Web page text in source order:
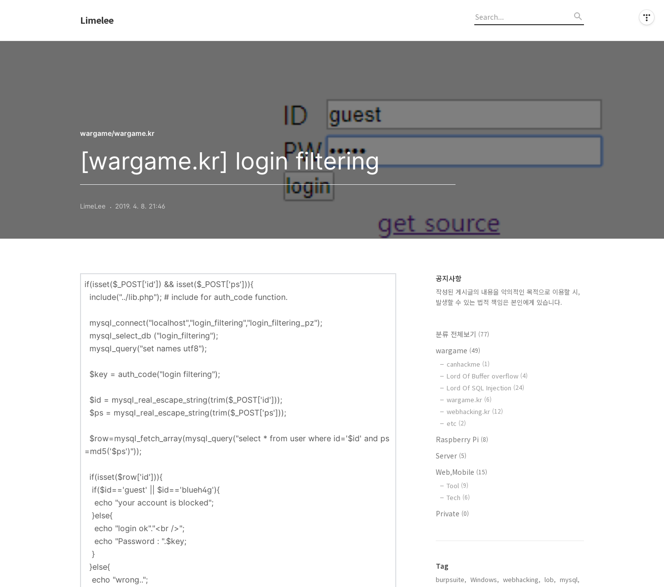
Limelee
wargame/wargame.kr
[wargame.kr] login filtering
LimeLee 2019. 4. 8. 21:46
if(isset($_POST['id']) && isset($_POST['ps'])){
include("../lib.php"); # include for auth_code function.
mysql_connect("localhost","login_filtering","login_filtering_pz");
mysql_select_db ("login_filtering");
mysql_query("set names utf8");
$key = auth_code("login filtering");
$id = mysql_real_escape_string(trim($_POST['id']));
$ps = mysql_real_escape_string(trim($_POST['ps']));
$row=mysql_fetch_array(mysql_query("select * from user where id='$id' and ps
=md5('$ps')"));
if(isset($row['id'])){
if($id=='guest' $id=='blueh4g'){
echo "your account is blocked";
}else{
echo "login ok"."<br />";
echo "Password : ".$key;
}
}else{
echo "wrong..";
공지사항
작성된 게시글의 내용을 악의적인 목적으로 이용할 시,
발생할 수 있는 법적 책임은 본인에게 있습니다.
분류 전체보기 (77)
wargame (49)
canhackme (1)
Lord Of Buffer overflow (4)
Lord Of SQL Injection (24)
wargame.kr (6)
webhacking.kr (12)
etc (2)
Raspberry Pi (8)
Server (5)
Web,Mobile (15)
Tool (9)
Tech (6)
Private (0)
Tag
burpsuite, Windows, webhacking, lob, mysql,